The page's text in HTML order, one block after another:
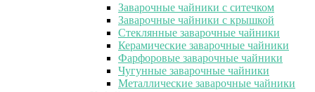
Заварочные чайники с ситечком
Заварочные чайники с крышкой
Стеклянные заварочные чайники
Керамические заварочные чайники
Фарфоровые заварочные чайники
Чугунные заварочные чайники
Металлические заварочные чайники